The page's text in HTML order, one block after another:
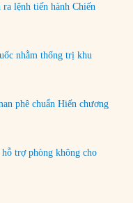
lệnh tiến hành Chiến
nhằm thống trị khu
phê chuẩn Hiến chương
trợ phòng không cho